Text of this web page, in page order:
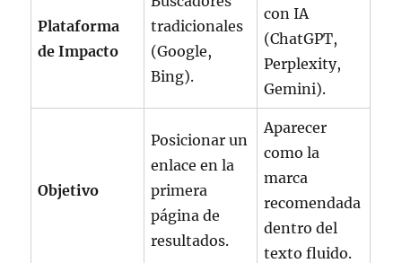
Plataforma
de Impacto
tradicionales
(Google,
Bing).
con IA
(ChatGPT,
Perplexity,
Gemini).
Objetivo
Posicionar un
enlace en la
primera
página de
resultados.
Aparecer
como la
marca
recomendada
dentro del
texto fluido.